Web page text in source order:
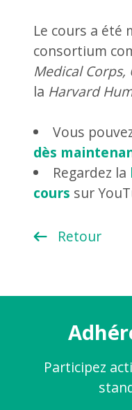
Le cours a été
consortium
Medical
la Harvard
Vous
dès
Regardez la
cours sur
Retour
Participez